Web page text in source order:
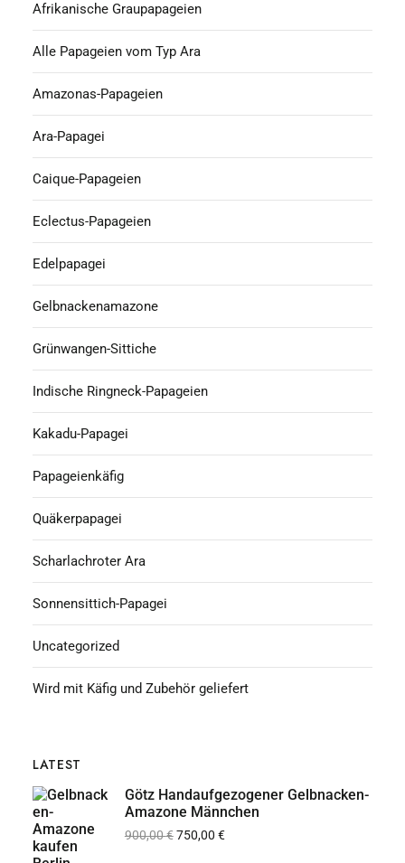
Afrikanische Graupapageien
Alle Papageien vom Typ Ara
Amazonas-Papageien
Ara-Papagei
Caique-Papageien
Eclectus-Papageien
Edelpapagei
Gelbnackenamazone
Grünwangen-Sittiche
Indische Ringneck-Papageien
Kakadu-Papagei
Papageienkäfig
Quäkerpapagei
Scharlachroter Ara
Sonnensittich-Papagei
Uncategorized
Wird mit Käfig und Zubehör geliefert
LATEST
Götz Handaufgezogener Gelbnacken-
Amazone Männchen
900,00€750,00 €